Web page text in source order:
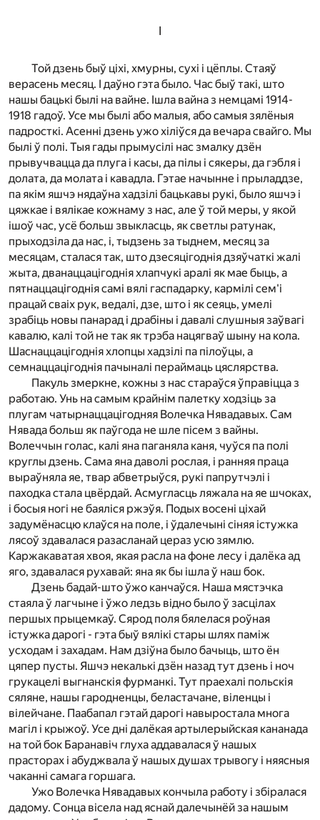
I
Той дзень быў ціхі, хмурны, сухі і цёплы. Стаяў
верасень месяц. І даўно гэта было. Час быў такі, што
нашы бацькі былі на вайне. Ішла вайна з немцамі 1914-
1918 гадоў. Усе мы былі або малыя, або самыя зялёныя
падросткі. Асенні дзень ужо хіліўся да вечара свайго. Мы
былі ў полі. Тыя гады прымусілі нас змалку дзён
прывучвацца да плуга і касы, да пілы і сякеры, да гэбля і
долата, да молата і кавадла. Гэтае начынне і прыладдзе,
па якім яшчэ нядаўна хадзілі бацькавы рукі, было яшчэ і
цяжкае і вялікае кожнаму з нас, але ў той меры, у якой
ішоў час, усё больш звыкласць, як светлы ратунак,
прыходзіла да нас, і, тыдзень за тыднем, месяц за
месяцам, сталася так, што дзесяцігоднія дзяўчаткі жалі
жыта, дванаццацігоднія хлапчукі аралі як мае быць, а
пятнаццацігоднія самі вялі гаспадарку, кармілі сем'і
працай сваіх рук, ведалі, дзе, што і як сеяць, умелі
зрабіць новы панарад і драбіны і давалі слушныя заўвагі
кавалю, калі той не так як трэба нацягваў шыну на кола.
Шаснаццацігоднія хлопцы хадзілі па пілоўцы, а
семнаццацігоднія пачыналі пераймаць цяслярства.
Пакуль змеркне, кожны з нас стараўся ўправіцца з
работаю. Унь на самым крайнім палетку ходзіць за
плугам чатырнаццацігодняя Волечка Нявадавых. Сам
Нявада больш як паўгода не шле пісем з вайны.
Волеччын голас, калі яна паганяла каня, чуўся па полі
круглы дзень. Сама яна даволі рослая, і ранняя праца
выраўняла яе, твар абветрыўся, рукі папрутчэлі і
паходка стала цвёрдай. Асмугласць ляжала на яе шчоках,
і босыя ногі не баяліся ржэўя. Подых восені ціхай
задумёнасцю клаўся на поле, і ўдалечыні сіняя істужка
лясоў здавалася разасланай цераз усю зямлю.
Каржакаватая хвоя, якая расла на фоне лесу і далёка ад
яго, здавалася рухавай: яна як бы ішла ў наш бок.
Дзень бадай-што ўжо канчаўся. Наша мястэчка
стаяла ў лагчыне і ўжо ледзь відно было ў засцілах
першых прыцемкаў. Сярод поля бялелася роўная
істужка дарогі - гэта быў вялікі стары шлях паміж
усходам і захадам. Нам дзіўна было бачыць, што ён
цяпер пусты. Яшчэ некалькі дзён назад тут дзень і ноч
грукацелі выгнанскія фурманкі. Тут праехалі польскія
сяляне, нашы гародненцы, беластачане, віленцы і
вілейчане. Паабапал гэтай дарогі навыростала многа
магіл і крыжоў. Усе дні далёкая артылерыйская кананада
на той бок Баранавіч глуха аддавалася ў нашых
прасторах і абуджвала ў нашых душах трывогу і няясныя
чаканні самага горшага.
Ужо Волечка Нявадавых кончыла работу і збіралася
дадому. Сонца вісела над яснай далечынёй за нашым